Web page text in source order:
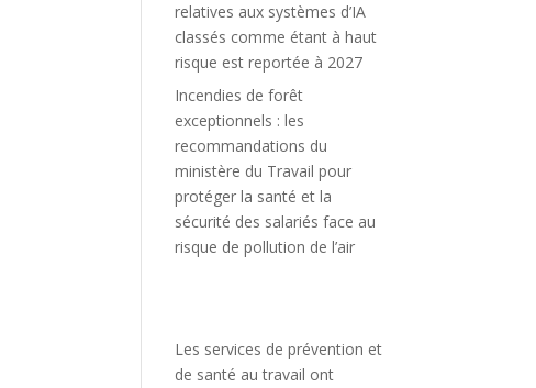
relatives aux systèmes d’IA
classés comme étant à haut
risque est reportée à 2027
Incendies de forêt
exceptionnels : les
recommandations du
ministère du Travail pour
protéger la santé et la
sécurité des salariés face au
risque de pollution de l’air
Les services de prévention et
de santé au travail ont